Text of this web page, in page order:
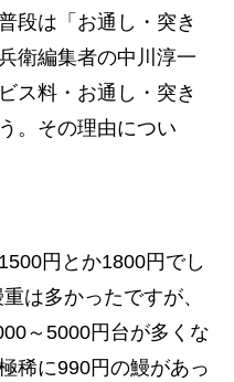
段は「お通し・突き
衛編集者の中川淳一
ス料・お通し・突き
。その理由につい
円とか1800円でし
は多かったですが、
～5000円台が多くな
稀に990円の鰻があっ